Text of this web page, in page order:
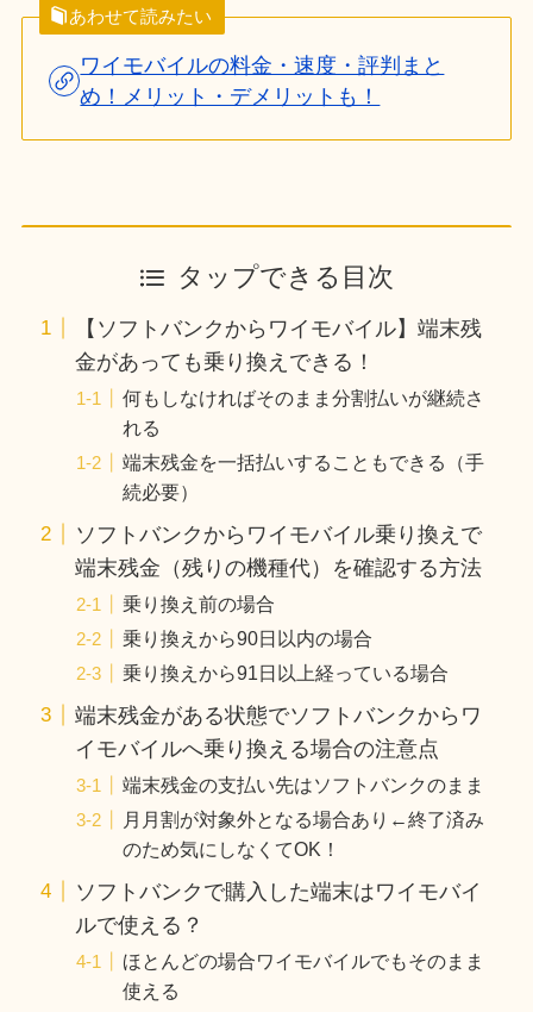
あわせて読みたい
ワイモバイルの料金・速度・評判まと
め！メリット・デメリットも！
タップできる目次
【ソフトバンクからワイモバイル】端末残
金があっても乗り換えできる！
何もしなければそのまま分割払いが継続さ
れる
端末残金を一括払いすることもできる（手
続必要）
ソフトバンクからワイモバイル乗り換えで
端末残金（残りの機種代）を確認する方法
乗り換え前の場合
乗り換えから90日以内の場合
乗り換えから91日以上経っている場合
端末残金がある状態でソフトバンクからワ
イモバイルへ乗り換える場合の注意点
端末残金の支払い先はソフトバンクのまま
月月割が対象外となる場合あり←終了済み
のため気にしなくてOK！
ソフトバンクで購入した端末はワイモバイ
ルで使える？
ほとんどの場合ワイモバイルでもそのまま
使える